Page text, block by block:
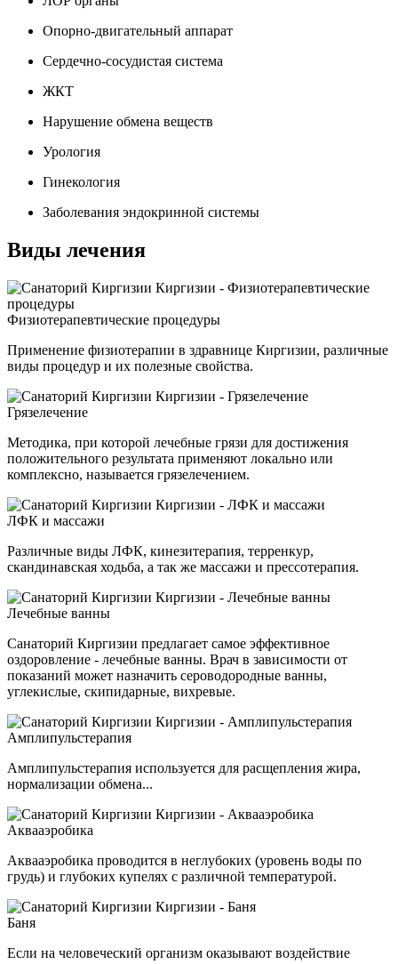
Опорно-двигательный аппарат
Сердечно-сосудистая система
ЖКТ
Нарушение обмена веществ
Урология
Гинекология
Заболевания эндокринной системы
Виды лечения
Физиотерапевтические процедуры
Применение физиотерапии в здравнице Киргизии, различные
виды процедур и их полезные свойства.
Грязелечение
Методика, при которой лечебные грязи для достижения
положительного результата применяют локально или
комплексно, называется грязелечением.
ЛФК и массажи
Различные виды ЛФК, кинезитерапия, терренкур,
скандинавская ходьба, а так же массажи и прессотерапия.
Лечебные ванны
Санаторий Киргизии предлагает самое эффективное
оздоровление - лечебные ванны. Врач в зависимости от
показаний может назначить сероводородные ванны,
углекислые, скипидарные, вихревые.
Амплипульстерапия
Амплипульстерапия используется для расщепления жира,
нормализации обмена...
Аквааэробика
Аквааэробика проводится в неглубоких (уровень воды по
грудь) и глубоких купелях с различной температурой.
Баня
Если на человеческий организм оказывают воздействие